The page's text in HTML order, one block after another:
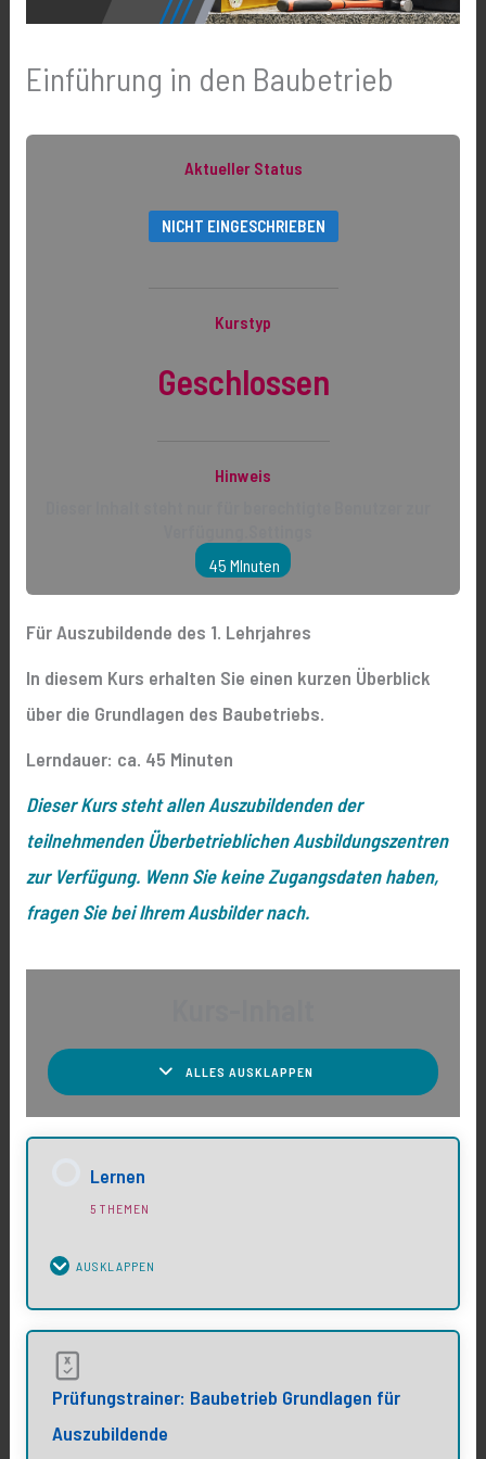
Einführung in den Baubetrieb
Aktueller Status
NICHT EINGESCHRIEBEN
Kurstyp
Geschlossen
Hinweis
45 MInuten
Für Auszubildende des 1. Lehrjahres
In diesem Kurs erhalten Sie einen kurzen Überblick
über die Grundlagen des Baubetriebs.
Lerndauer: ca. 45 Minuten
Dieser Kurs steht allen Auszubildenden der
teilnehmenden Überbetrieblichen Ausbildungszentren
zur Verfügung. Wenn Sie keine Zugangsdaten haben,
fragen Sie bei Ihrem Ausbilder nach.
ALLES AUSKLAPPEN
Lernen
5 THEMEN
AUSKLAPPEN
Lektions-Inhalt
0% Vollständig 0/5 Elemente
Prüfungstrainer: Baubetrieb Grundlagen für
Auszubildende